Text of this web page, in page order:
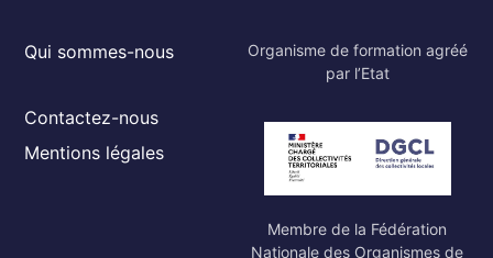
Organisme de formation agréé
par l’Etat
Membre de la Fédération
Nationale des Organismes de
Qui sommes-nous
Contactez-nous
Mentions légales